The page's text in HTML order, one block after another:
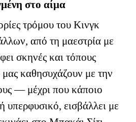
στο αίμα
τρόμου του Κινγκ
από τη μαεστρία με
σκηνές και τόπους
καθησυχάζουν με την
— μέχρι που κάποιο
υπερφυσικό, εισβάλλει με